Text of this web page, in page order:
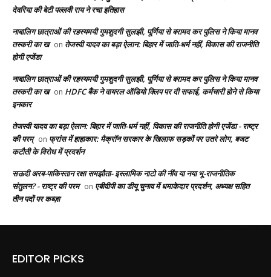
देवरिया की बेटी पल्लवी राय ने रचा इतिहास
नाबालिग छात्राओं की रहस्यमयी गुमशुदगी सुलझी, पूर्णिया से बरामद कर पुलिस ने किया मानव
तस्करी का ख on तेजस्वी यादव का बड़ा ऐलान: बिहार में जाति-धर्म नहीं, विकास की राजनीति
होगी एजेंडा
नाबालिग छात्राओं की रहस्यमयी गुमशुदगी सुलझी, पूर्णिया से बरामद कर पुलिस ने किया मानव
तस्करी का ख on HDFC बैंक ने वायरल ऑडियो क्लिप पर दी सफाई, कर्मचारी होने से किया
इनकार
तेजस्वी यादव का बड़ा ऐलान: बिहार में जाति-धर्म नहीं, विकास की राजनीति होगी एजेंडा - राष्ट्र
की परम् on फ्रांस में हाहाकार: मैक्रॉन सरकार के खिलाफ सड़कों पर उतरे लोग, बजट
कटौती के विरोध में प्रदर्शन
सऊदी अरब-पाकिस्तान रक्षा समझौता- इस्लामिक नाटो की नींव या नया भू-राजनीतिक
संतुलन? - राष्ट्र की परम on एबीवीपी का डीयू चुनाव में धमाकेदार प्रदर्शन, अध्यक्ष सहित
तीन पदों पर कब्ज़ा
EDITOR PICKS